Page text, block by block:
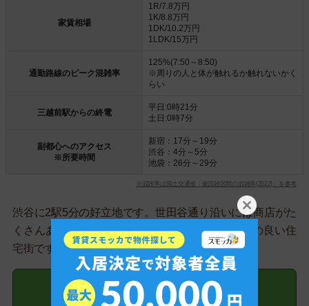
家賃相場
1R/7.8万円
1K/8.8万円
1DK/10.2万円
1LDK/15万円
通勤路線のピーク混雑率
125%(7:50～8:50)
※周りの人と体が触れるか触れないかく
らい
三越前駅からの終電
平日:0時21分
土日:0時7分
副都心へのアクセス
※所要時間
新宿：17分～19分
渋谷：4分～5分
池袋：26分～29分
※混雑率は国土交通省「最混雑区間の混雑率(2022)」を参考
渋谷に2駅5分の好立地です。世田谷通り沿いには商店がた
くさんあります。1本中の道に入ると閑静で治安の良い住
宅街です。
三軒茶屋駅の物件を探す